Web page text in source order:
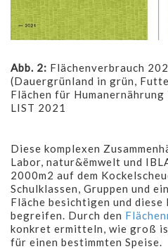
Abb. 2: Flächenverbrauch
(Dauergrünland in grün,
Flächen für
LIST 2021
Diese komplexen
Labor, natur&ëmwelt und
2000m2 auf dem
Schulklassen, Gruppen und
Fläche besichtigen und
begreifen. Durch den
konkret ermitteln, wie groß
für einen bestimmten Speise.